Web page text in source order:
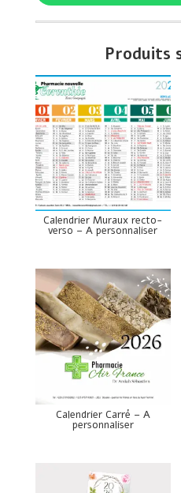
Produits
Calendrier Muraux recto-
verso – A personnaliser
Calendrier Carré – A
personnaliser